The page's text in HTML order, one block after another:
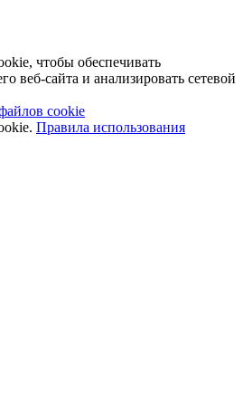
чтобы обеспечивать
веб-сайта и анализировать сетевой
cookie
Правила использования